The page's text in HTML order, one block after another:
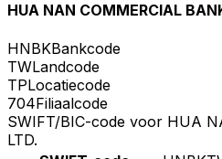
HUA NAN COMMERCIAL
HNBKBankcode
TWLandcode
TPLocatiecode
704Filiaalcode
SWIFT/BIC-code voor HUA
LTD.